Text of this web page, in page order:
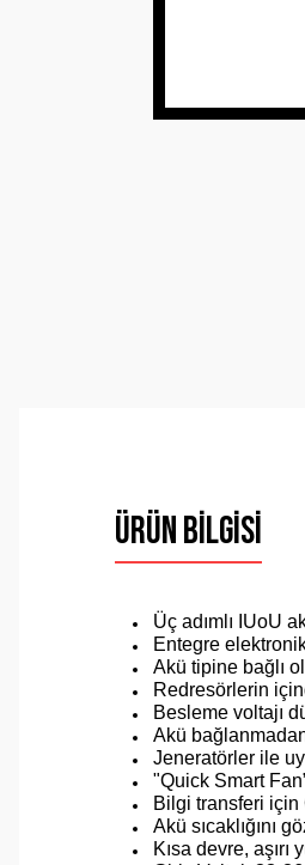
Ürün Bilgisi
Üç adımlı IUoU
Entegre
Akü tipine bağlı
Redresörlerin
Besleme voltajı
Akü
Jeneratörler ile
"Quick Smart
Bilgi transferi
Akü sıcaklığını
Kısa devre, aşırı